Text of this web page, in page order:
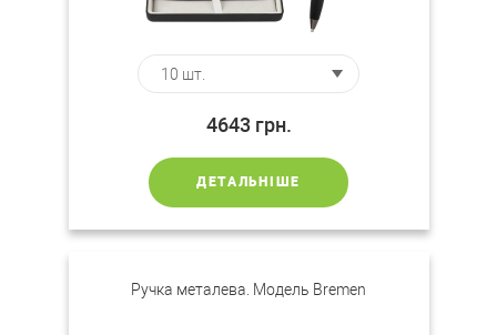
4643 грн.
ДЕТАЛЬНІШЕ
Ручка металева. Модель Bremen